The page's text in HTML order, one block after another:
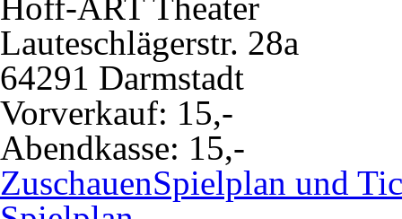
Lauteschlägerstr. 28a
64291 Darmstadt
Vorverkauf: 15,-
Abendkasse: 15,-
ZuschauenSpielplan und